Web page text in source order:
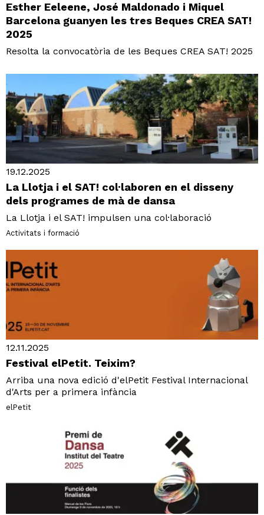
Esther Eeleene, José Maldonado i Miquel
Barcelona guanyen les tres Beques CREA SAT!
2025
Resolta la convocatòria de les Beques CREA SAT! 2025
19.12.2025
La Llotja i el SAT! col·laboren en el disseny
dels programes de mà de dansa
La Llotja i el SAT! impulsen una col·laboració
Activitats i formació
12.11.2025
Festival elPetit. Teixim?
Arriba una nova edició d'elPetit Festival Internacional
d'Arts per a primera infància
elPetit